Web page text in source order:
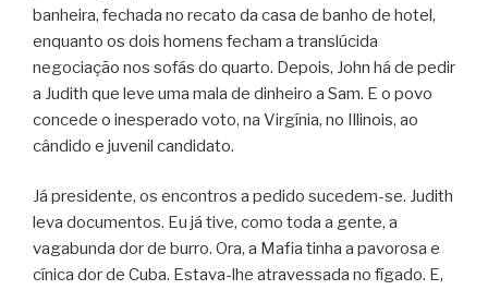
banheira, fechada no recato da casa de banho de hotel,
enquanto os dois homens fecham a translúcida
negociação nos sofás do quarto. Depois, John há de pedir
a Judith que leve uma mala de dinheiro a Sam. E o povo
concede o inesperado voto, na Virgínia, no Illinois, ao
cândido e juvenil candidato.
Já presidente, os encontros a pedido sucedem-se. Judith
leva documentos. Eu já tive, como toda a gente, a
vagabunda dor de burro. Ora, a Mafia tinha a pavorosa e
cínica dor de Cuba. Estava-lhe atravessada no fígado. E,